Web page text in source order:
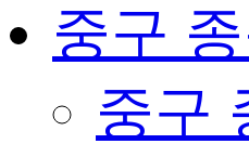
중구
중구